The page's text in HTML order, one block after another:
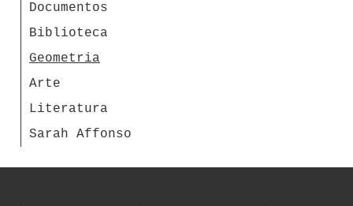
Documentos
Biblioteca
Geometria
Arte
Literatura
Sarah Affonso